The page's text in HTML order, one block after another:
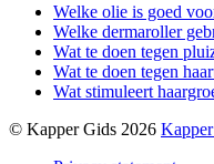
Welke olie is goed
Welke dermaroller
Wat te doen tegen
Wat te doen tegen
Wat stimuleert
© Kapper Gids 2026